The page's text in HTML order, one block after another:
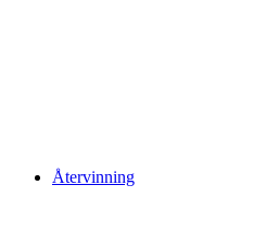
Återvinning